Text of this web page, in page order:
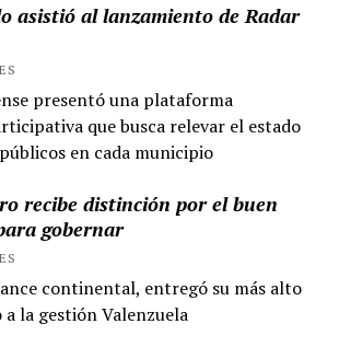
asistió al lanzamiento de Radar
presentó una plataforma
que busca relevar el estado
en cada municipio
recibe distinción por el buen
gobernar
continental, entregó su más alto
la gestión Valenzuela